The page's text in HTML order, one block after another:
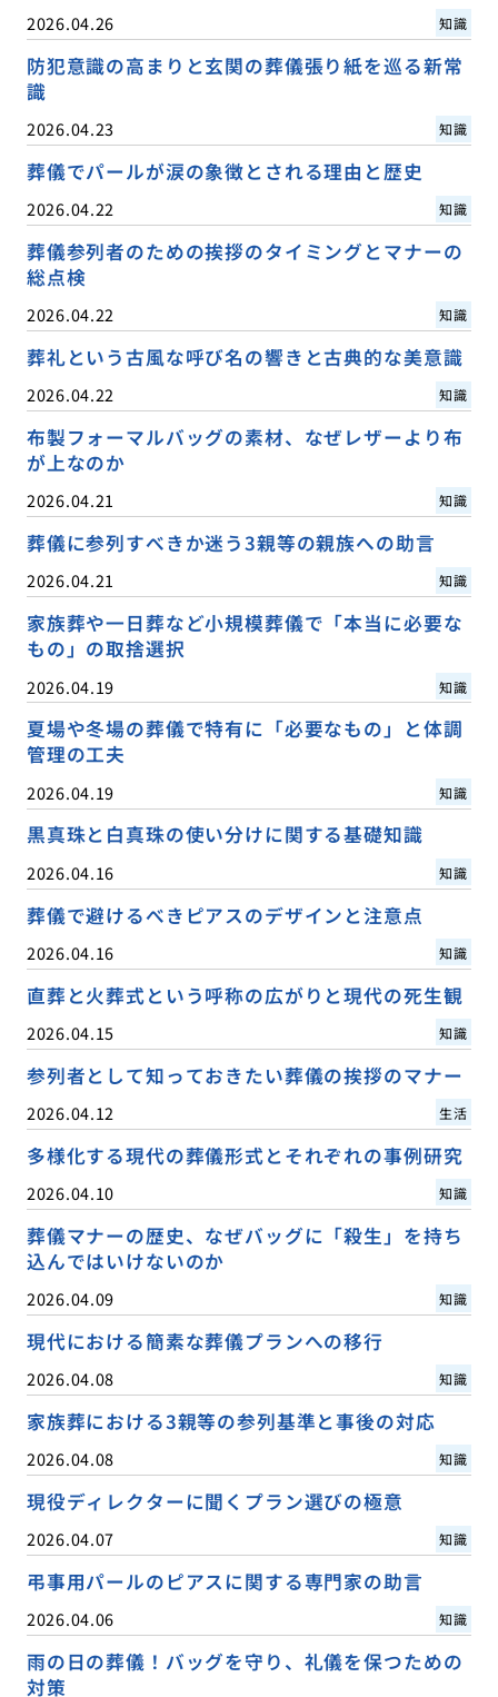
2026.04.26 知識
防犯意識の高まりと玄関の葬儀張り紙を巡る新常
識
2026.04.23 知識
葬儀でパールが涙の象徴とされる理由と歴史
2026.04.22 知識
葬儀参列者のための挨拶のタイミングとマナーの
総点検
2026.04.22 知識
葬礼という古風な呼び名の響きと古典的な美意識
2026.04.22 知識
布製フォーマルバッグの素材、なぜレザーより布
が上なのか
2026.04.21 知識
葬儀に参列すべきか迷う3親等の親族への助言
2026.04.21 知識
家族葬や一日葬など小規模葬儀で「本当に必要な
もの」の取捨選択
2026.04.19 知識
夏場や冬場の葬儀で特有に「必要なもの」と体調
管理の工夫
2026.04.19 知識
黒真珠と白真珠の使い分けに関する基礎知識
2026.04.16 知識
葬儀で避けるべきピアスのデザインと注意点
2026.04.16 知識
直葬と火葬式という呼称の広がりと現代の死生観
2026.04.15 知識
参列者として知っておきたい葬儀の挨拶のマナー
2026.04.12 生活
多様化する現代の葬儀形式とそれぞれの事例研究
2026.04.10 知識
葬儀マナーの歴史、なぜバッグに「殺生」を持ち
込んではいけないのか
2026.04.09 知識
現代における簡素な葬儀プランへの移行
2026.04.08 知識
家族葬における3親等の参列基準と事後の対応
2026.04.08 知識
現役ディレクターに聞くプラン選びの極意
2026.04.07 知識
弔事用パールのピアスに関する専門家の助言
2026.04.06 知識
雨の日の葬儀！バッグを守り、礼儀を保つための
対策